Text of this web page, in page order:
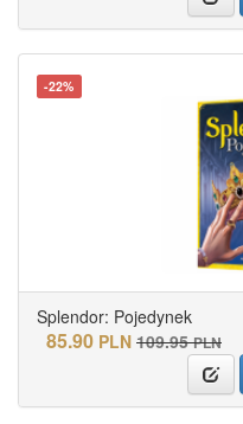
-22%
Splendor: Pojedynek
85.90 PLN 109.95 PLN